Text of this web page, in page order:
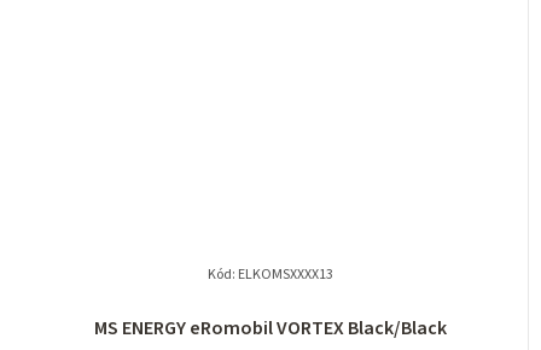
MS ENERGY eRomobil VORTEX Black/Black
Kód: ELKOMSXXXX13